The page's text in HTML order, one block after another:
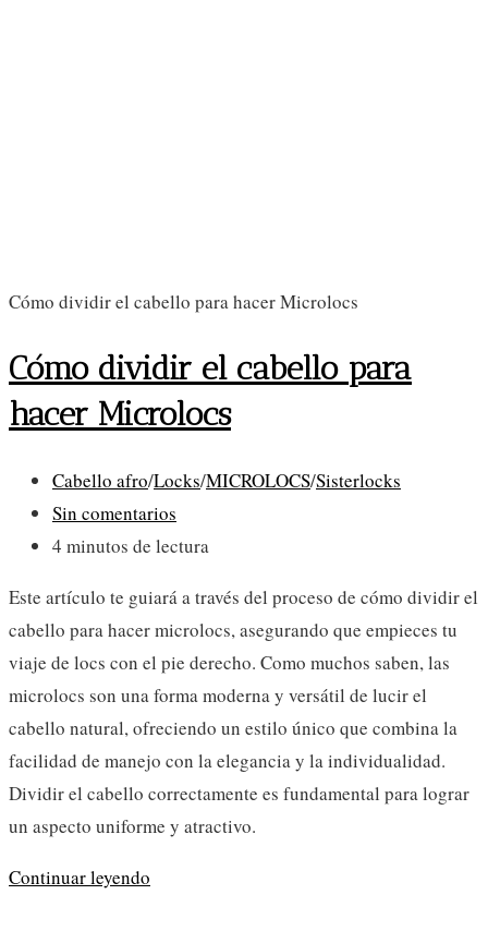
Cómo dividir el cabello para hacer Microlocs
Cómo dividir el cabello para
hacer Microlocs
Categoría
de
la
Cabello afro/Locks/MICROLOCS/Sisterlocks
Comentarios
de
entrada:
Sin comentarios
Tiempo
lectura:
4 minutos de lectura
Este artículo te guiará a través del proceso de cómo dividir el
cabello para hacer microlocs, asegurando que empieces tu
viaje de locs con el pie derecho. Como muchos saben, las
microlocs son una forma moderna y versátil de lucir el
cabello natural, ofreciendo un estilo único que combina la
facilidad de manejo con la elegancia y la individualidad.
Dividir el cabello correctamente es fundamental para lograr
un aspecto uniforme y atractivo.
Continuar leyendo